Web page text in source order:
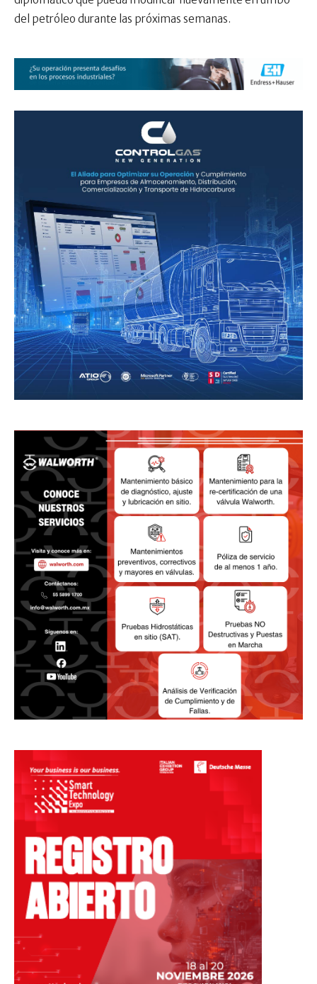
del petróleo durante las próximas semanas.